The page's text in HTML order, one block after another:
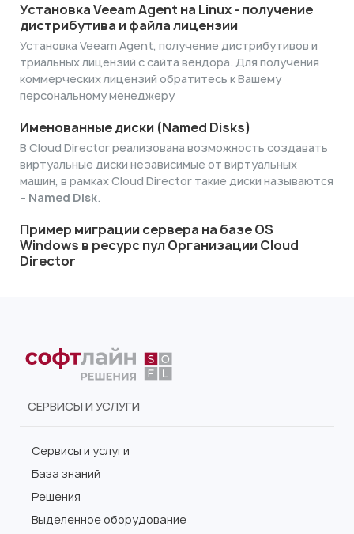
Установка Veeam Agent на Linux - получение
дистрибутива и файла лицензии
Установка Veeam Agent, получение дистрибутивов и
триальных лицензий с сайта вендора. Для получения
коммерческих лицензий обратитесь к Вашему
персональному менеджеру
Именованные диски (Named Disks)
В Cloud Director реализована возможность создавать
виртуальные диски независимые от виртуальных
машин, в рамках Cloud Director такие диски называются
– Named Disk.
Пример миграции сервера на базе OS
Windows в ресурс пул Организации Cloud
Director
СЕРВИСЫ И УСЛУГИ
Сервисы и услуги
База знаний
Решения
Выделенное оборудование